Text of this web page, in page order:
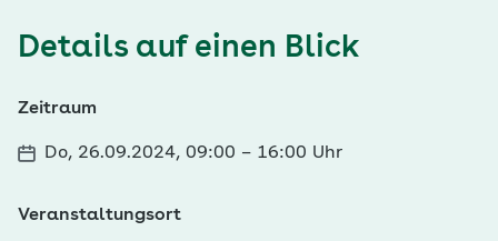
Details auf einen Blick
Zeitraum
Do, 26.09.2024, 09:00 – 16:00 Uhr
Veranstaltungsort